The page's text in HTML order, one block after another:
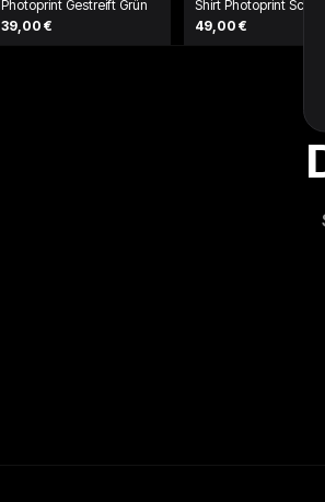
Photoprint Gestreift Grün
39,00 €
Shirt Photoprint
49,00 €